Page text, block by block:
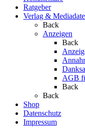
Ratgeber
Verlag &
Back
Anzeigen
Back
AGB
Back
Back
Shop
Datenschutz
Impressum